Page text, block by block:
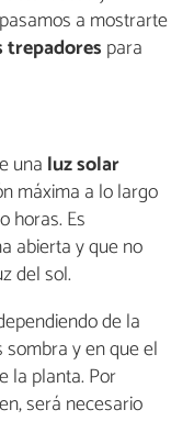
a mostrarte
trepadores para
una luz solar
máxima a lo largo
horas. Es
abierta y que no
del sol.
de la
y en que el
la planta. Por
será necesario